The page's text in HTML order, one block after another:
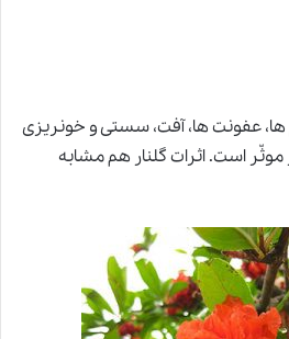
ها، عفونت ها، آفت، سستی و خونریزی
موثّر است. اثرات گلنار هم مشابه